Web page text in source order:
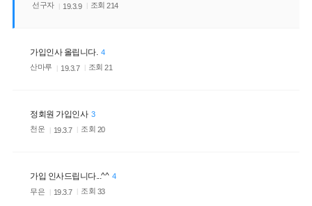
선구자 19.3.9 조회214
가입인사 올립니다. 4
산마루
19.3.7 조회21
정회원 가입인사 3
천운
19.3.7 조회 20
가입 인사드립니다...^^ 4
무은
19.3.7 조회 33